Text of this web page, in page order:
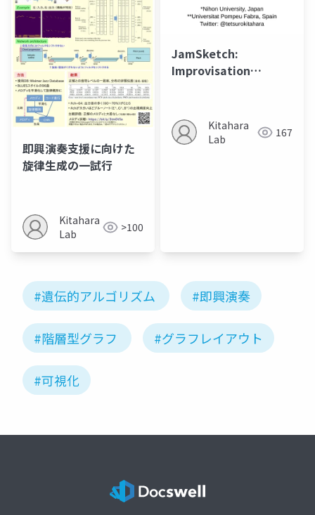
即興演奏支援に向けた
旋律生成の一試行
Kitahara
Lab
>100
JamSketch:
Improvisation
Creation from User’s
Drawing
Kitahara
Lab
167
#遺伝的アルゴリズム #即興演奏
#階層型グラフ #グラフレイアウト
#可視化